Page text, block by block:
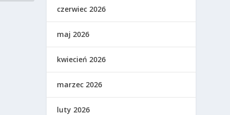
czerwiec 2026
maj 2026
kwiecień 2026
marzec 2026
luty 2026